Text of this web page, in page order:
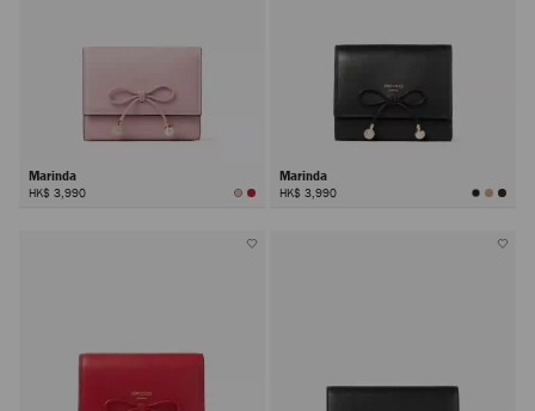
Marinda
HK$ 3,990
Marinda
HK$ 3,990